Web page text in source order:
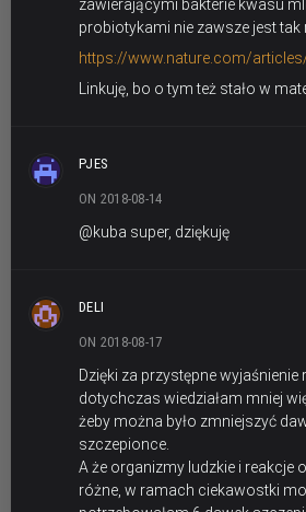
zawierającymi bakterie kwasu
probiotykami nie zawsze jest tak
https://www.nature.com/
Linkuję, bo o tym też stało w
PJES
ON 2018-08-14
@kuba super, dziękuję
DELI
ON 2018-08-17
Dzięki za przystępne
dotychczas wiedziałam mniej
żeby można było zmniejszyć
szczepionce.
A że organizmy ludzkie i reakcje
różne, w ramach ciekawostki